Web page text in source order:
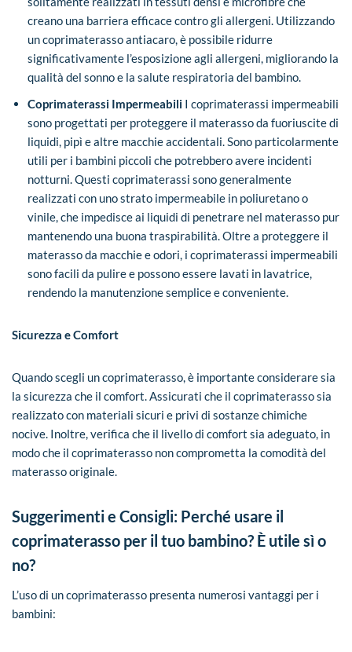
creano una barriera efficace contro gli allergeni. Utilizzando
un coprimaterasso antiacaro, è possibile ridurre
significativamente l’esposizione agli allergeni, migliorando la
qualità del sonno e la salute respiratoria del bambino.
Coprimaterassi Impermeabili I coprimaterassi impermeabili
sono progettati per proteggere il materasso da fuoriuscite di
liquidi, pipì e altre macchie accidentali. Sono particolarmente
utili per i bambini piccoli che potrebbero avere incidenti
notturni. Questi coprimaterassi sono generalmente
realizzati con uno strato impermeabile in poliuretano o
vinile, che impedisce ai liquidi di penetrare nel materasso pur
mantenendo una buona traspirabilità. Oltre a proteggere il
materasso da macchie e odori, i coprimaterassi impermeabili
sono facili da pulire e possono essere lavati in lavatrice,
rendendo la manutenzione semplice e conveniente.
Sicurezza e Comfort
Quando scegli un coprimaterasso, è importante considerare sia
la sicurezza che il comfort. Assicurati che il coprimaterasso sia
realizzato con materiali sicuri e privi di sostanze chimiche
nocive. Inoltre, verifica che il livello di comfort sia adeguato, in
modo che il coprimaterasso non comprometta la comodità del
materasso originale.
Suggerimenti e Consigli: Perché usare il
coprimaterasso per il tuo bambino? È utile sì o
no?
L’uso di un coprimaterasso presenta numerosi vantaggi per i
bambini: